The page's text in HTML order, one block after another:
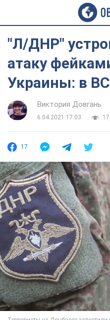
"Л/ДНР"
атаку
Украины: в
Виктория Довгань
6.04.2021 17:03
17